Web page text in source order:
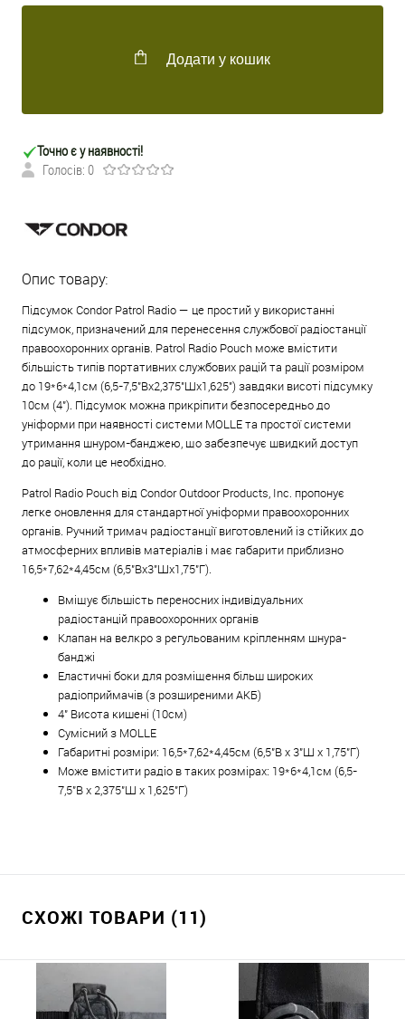
Додати у кошик
Точно є у наявності!
Голосів: 0
Опис товару:
Підсумок Condor Patrol Radio — це простий у використанні
підсумок, призначений для перенесення службової радіостанції
правоохоронних органів. Patrol Radio Pouch може вмістити
більшість типів портативних службових рацій та рації розміром
до 19*6*4,1см (6,5-7,5"Вx2,375"Шx1,625") завдяки висоті підсумку
10см (4"). Підсумок можна прикріпити безпосередньо до
уніформи при наявності системи MOLLE та простої системи
утримання шнуром-банджею, що забезпечує швидкий доступ
до рації, коли це необхідно.
Patrol Radio Pouch від Condor Outdoor Products, Inc. пропонує
легке оновлення для стандартної уніформи правоохоронних
органів. Ручний тримач радіостанції виготовлений із стійких до
атмосферних впливів матеріалів і має габарити приблизно
16,5*7,62*4,45см (6,5"Вx3"Шx1,75"Г).
Вміщує більшість переносних індивідуальних
радіостанцій правоохоронних органів
Клапан на велкро з регульованим кріпленням шнура-
банджі
Еластичні боки для розміщення більш широких
радіоприймачів (з розширеними АКБ)
4" Висота кишені (10см)
Сумісний з MOLLE
Габаритні розміри: 16,5*7,62*4,45см (6,5"В x 3"Ш x 1,75"Г)
Може вмістити радіо в таких розмірах: 19*6*4,1см (6,5-
7,5"В x 2,375"Ш x 1,625"Г)
СХОЖІ ТОВАРИ (11)